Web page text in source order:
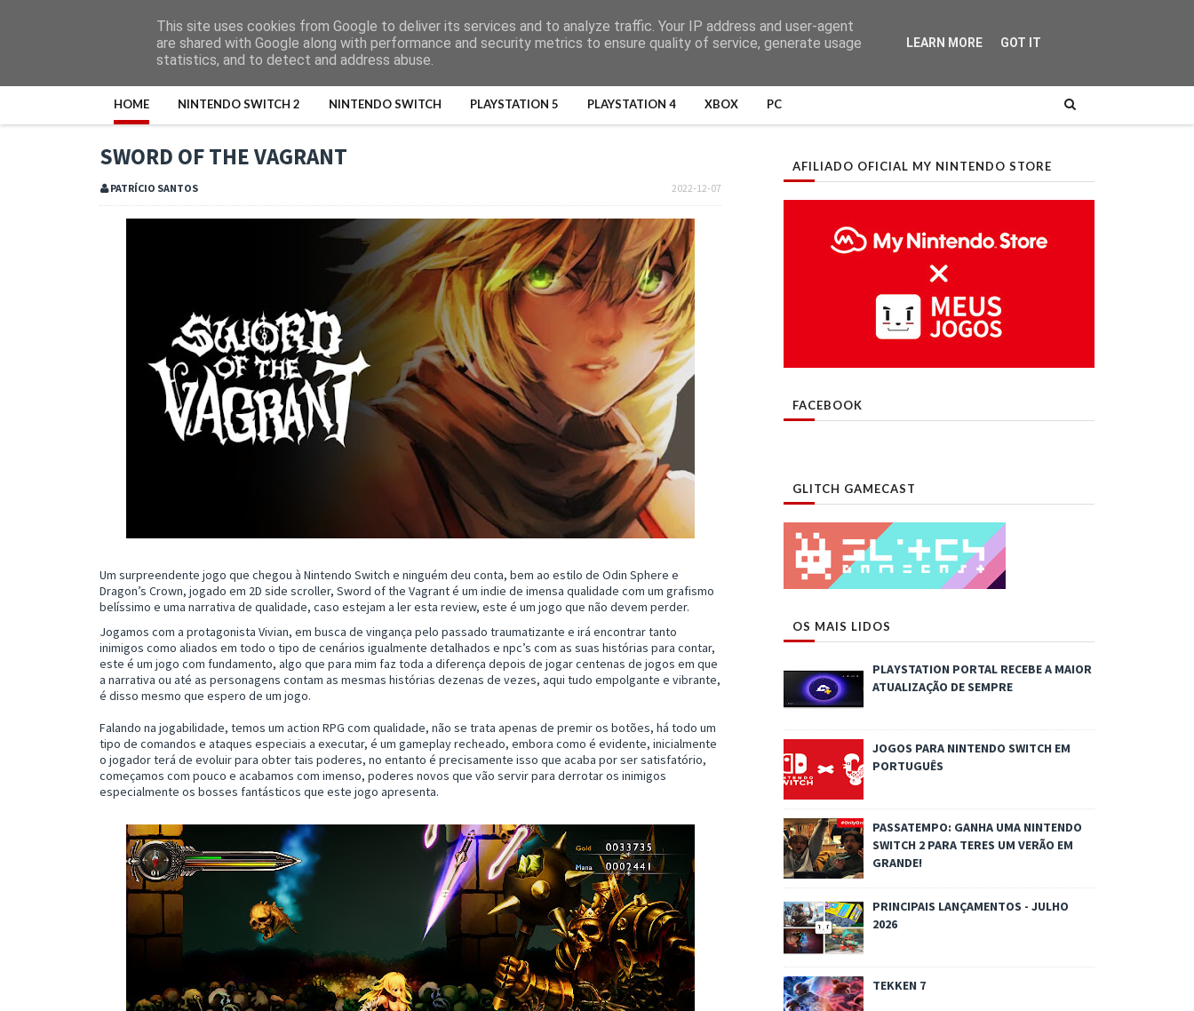
HOME NINTENDO SWITCH 2 NINTENDO SWITCH PLAYSTATION 5 PLAYSTATION 4 XBOX PC
SWORD OF THE VAGRANT
2022-12-07
PATRÍCIO SANTOS
Um surpreendente jogo que chegou à Nintendo Switch e ninguém deu conta, bem ao estilo de Odin Sphere e
Dragon’s Crown, jogado em 2D side scroller, Sword of the Vagrant é um indie de imensa qualidade com um grafismo
belíssimo e uma narrativa de qualidade, caso estejam a ler esta review, este é um jogo que não devem perder.
Jogamos com a protagonista Vivian, em busca de vingança pelo passado traumatizante e irá encontrar tanto
inimigos como aliados em todo o tipo de cenários igualmente detalhados e npc’s com as suas histórias para contar,
este é um jogo com fundamento, algo que para mim faz toda a diferença depois de jogar centenas de jogos em que
a narrativa ou até as personagens contam as mesmas histórias dezenas de vezes, aqui tudo empolgante e vibrante,
é disso mesmo que espero de um jogo.
Falando na jogabilidade, temos um action RPG com qualidade, não se trata apenas de premir os botões, há todo um
tipo de comandos e ataques especiais a executar, é um gameplay recheado, embora como é evidente, inicialmente
o jogador terá de evoluir para obter tais poderes, no entanto é precisamente isso que acaba por ser satisfatório,
começamos com pouco e acabamos com imenso, poderes novos que vão servir para derrotar os inimigos
especialmente os bosses fantásticos que este jogo apresenta.
AFILIADO OFICIAL MY NINTENDO STORE
FACEBOOK
GLITCH GAMECAST
OS MAIS LIDOS
PLAYSTATION PORTAL RECEBE A MAIOR
ATUALIZAÇÃO DE SEMPRE
JOGOS PARA NINTENDO SWITCH EM
PORTUGUÊS
PASSATEMPO: GANHA UMA NINTENDO
SWITCH 2 PARA TERES UM VERÃO EM
GRANDE!
PRINCIPAIS LANÇAMENTOS - JULHO
2026
TEKKEN 7
This site uses cookies from Google to deliver its services and to analyze traffic. Your IP address and user-agent
are shared with Google along with performance and security metrics to ensure quality of service, generate usage
statistics, and to detect and address abuse.
LEARN MORE GOT IT